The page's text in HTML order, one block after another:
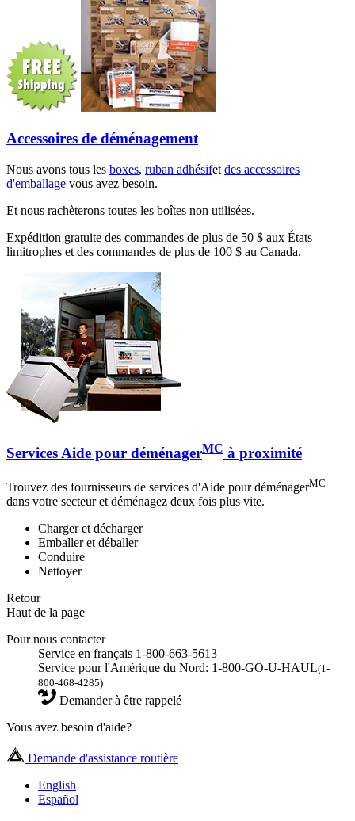
Accessoires de déménagement
Nous avons tous les boxes, ruban adhésifet des accessoires
d'emballage vous avez besoin.
Et nous rachèterons toutes les boîtes non utilisées.
Expédition gratuite des commandes de plus de 50 $ aux États
limitrophes et des commandes de plus de 100 $ au Canada.
Services Aide pour déménagerMC à proximité
Trouvez des fournisseurs de services d'Aide pour déménagerMC
dans votre secteur et déménagez deux fois plus vite.
Charger et décharger
Emballer et déballer
Conduire
Nettoyer
Retour
Haut de la page
Pour nous contacter
Service en français 1-800-663-5613
Service pour l'Amérique du Nord: 1-800-GO-U-HAUL(1-
800-468-4285)
Demander à être rappelé
Vous avez besoin d'aide?
Demande d'assistance routière
English
Español